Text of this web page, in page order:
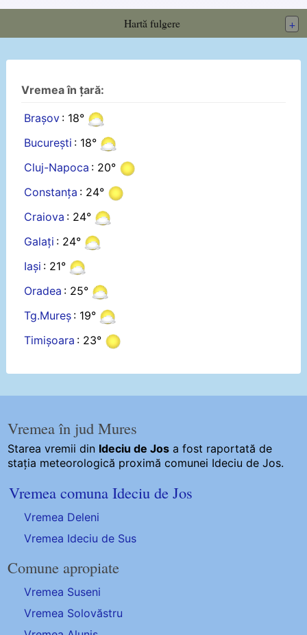
Hartă fulgere +
Vremea în țară:
Brașov : 18°
București : 18°
Cluj-Napoca : 20°
Constanța : 24°
Craiova : 24°
Galați : 24°
Iași : 21°
Oradea : 25°
Tg.Mureș : 19°
Timișoara : 23°
Vremea în jud Mures
Starea vremii din Ideciu de Jos a fost raportată de
stația meteorologică proximă comunei Ideciu de Jos.
Vremea comuna Ideciu de Jos
Vremea Deleni
Vremea Ideciu de Sus
Comune apropiate
Vremea Suseni
Vremea Solovăstru